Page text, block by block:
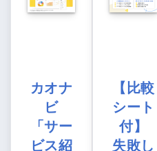
カオナ
ビ
「サー
ビス紹
【比較
シート
付】
失敗し